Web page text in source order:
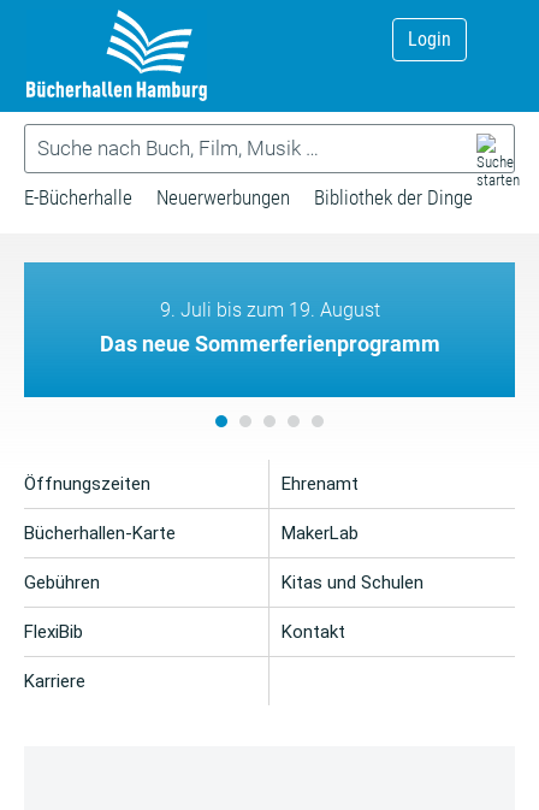
Login
E-Bücherhalle Neuerwerbungen Bibliothek der Dinge
9. Juli bis zum 19. August
Das neue Sommerferienprogramm
Öffnungszeiten
Bücherhallen-Karte
Gebühren
FlexiBib
Karriere
Ehrenamt
MakerLab
Kitas und Schulen
Kontakt